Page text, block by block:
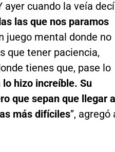
ayer cuando la veía
las que nos paramos
juego mental donde no
que tener paciencia,
tienes que, pase lo
lo hizo increíble. Su
que sepan que llegar
más difíciles”, agregó